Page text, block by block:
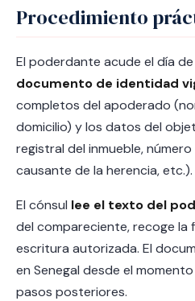
Procedimiento
El poderdante acude el día
documento de identidad
completos del apoderado
domicilio) y los datos del
registral del inmueble,
causante de la herencia, etc.).
El cónsul lee el texto del
del compareciente, recoge la
escritura autorizada. El
en Senegal desde el
pasos posteriores.